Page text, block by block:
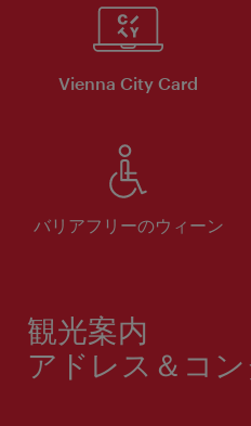
Vienna City Card
バリアフリーのウィーン
観光案内
アドレス＆コン